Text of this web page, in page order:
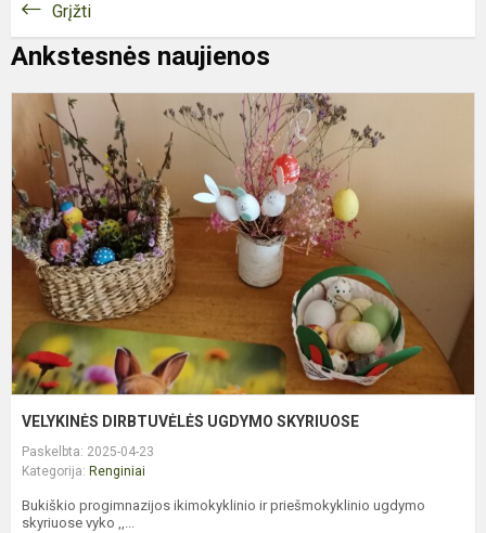
Grįžti
Ankstesnės naujienos
VELYKINĖS DIRBTUVĖLĖS UGDYMO SKYRIUOSE
Paskelbta: 2025-04-23
Kategorija: Renginiai
Bukiškio progimnazijos ikimokyklinio ir priešmokyklinio ugdymo
skyriuose vyko ,,...